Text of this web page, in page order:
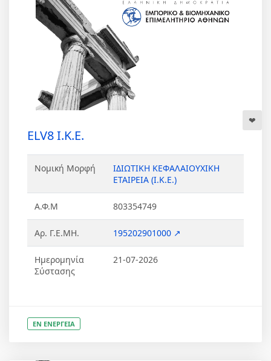
ELV8 Ι.Κ.Ε.
Νομική Μορφή
ΙΔΙΩΤΙΚΗ ΚΕΦΑΛΑΙΟΥΧΙΚΗ
ΕΤΑΙΡΕΙΑ (Ι.Κ.Ε.)
Α.Φ.Μ 803354749
Αρ. Γ.Ε.ΜΗ. 195202901000 ↗
Ημερομηνία
Σύστασης
21-07-2026
ΕΝ ΕΝΕΡΓΕΙΑ